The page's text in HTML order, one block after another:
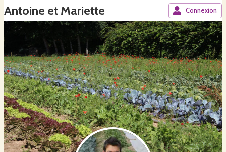
Antoine et Mariette Connexion